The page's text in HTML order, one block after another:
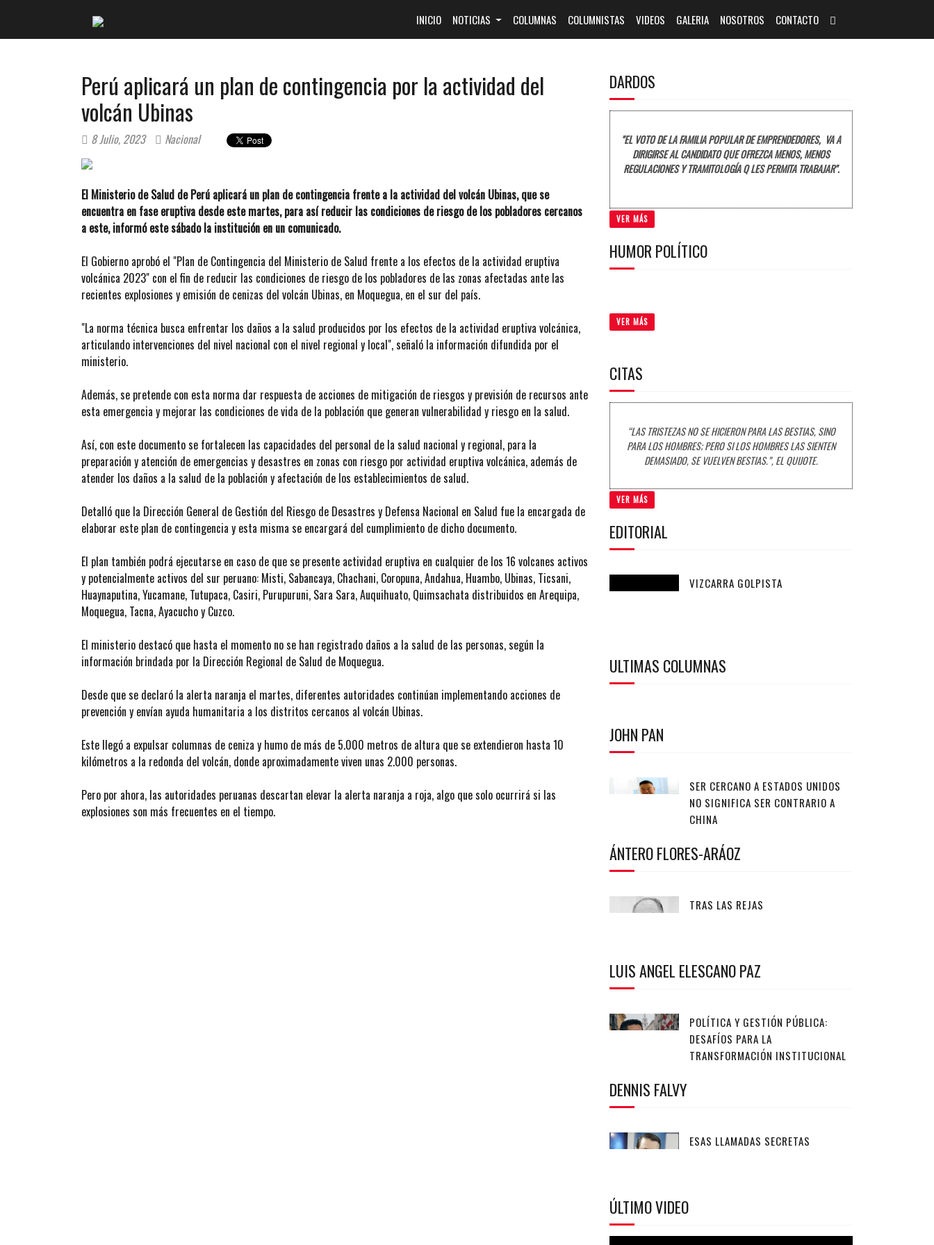
INICIO(CURRENT)
NOTICIAS COLUMNAS COLUMNISTAS VIDEOS GALERIA NOSOTROS CONTACTO
Perú aplicará un plan de contingencia por la actividad del
volcán Ubinas
8 Julio, 2023 Nacional
El Ministerio de Salud de Perú aplicará un plan de contingencia frente a la actividad del volcán Ubinas, que se
encuentra en fase eruptiva desde este martes, para así reducir las condiciones de riesgo de los pobladores cercanos
a este, informó este sábado la institución en un comunicado.
El Gobierno aprobó el "Plan de Contingencia del Ministerio de Salud frente a los efectos de la actividad eruptiva
volcánica 2023" con el fin de reducir las condiciones de riesgo de los pobladores de las zonas afectadas ante las
recientes explosiones y emisión de cenizas del volcán Ubinas, en Moquegua, en el sur del país.
"La norma técnica busca enfrentar los daños a la salud producidos por los efectos de la actividad eruptiva volcánica,
articulando intervenciones del nivel nacional con el nivel regional y local", señaló la información difundida por el
ministerio.
Además, se pretende con esta norma dar respuesta de acciones de mitigación de riesgos y previsión de recursos ante
esta emergencia y mejorar las condiciones de vida de la población que generan vulnerabilidad y riesgo en la salud.
Así, con este documento se fortalecen las capacidades del personal de la salud nacional y regional, para la
preparación y atención de emergencias y desastres en zonas con riesgo por actividad eruptiva volcánica, además de
atender los daños a la salud de la población y afectación de los establecimientos de salud.
Detalló que la Dirección General de Gestión del Riesgo de Desastres y Defensa Nacional en Salud fue la encargada de
elaborar este plan de contingencia y esta misma se encargará del cumplimiento de dicho documento.
El plan también podrá ejecutarse en caso de que se presente actividad eruptiva en cualquier de los 16 volcanes activos
y potencialmente activos del sur peruano: Misti, Sabancaya, Chachani, Coropuna, Andahua, Huambo, Ubinas, Ticsani,
Huaynaputina, Yucamane, Tutupaca, Casiri, Purupuruni, Sara Sara, Auquihuato, Quimsachata distribuidos en Arequipa,
Moquegua, Tacna, Ayacucho y Cuzco.
El ministerio destacó que hasta el momento no se han registrado daños a la salud de las personas, según la
información brindada por la Dirección Regional de Salud de Moquegua.
Desde que se declaró la alerta naranja el martes, diferentes autoridades continúan implementando acciones de
prevención y envían ayuda humanitaria a los distritos cercanos al volcán Ubinas.
Este llegó a expulsar columnas de ceniza y humo de más de 5.000 metros de altura que se extendieron hasta 10
kilómetros a la redonda del volcán, donde aproximadamente viven unas 2.000 personas.
Pero por ahora, las autoridades peruanas descartan elevar la alerta naranja a roja, algo que solo ocurrirá si las
explosiones son más frecuentes en el tiempo.
DARDOS
"EL VOTO DE LA FAMILIA POPULAR DE EMPRENDEDORES, VA A
DIRIGIRSE AL CANDIDATO QUE OFREZCA MENOS, MENOS
REGULACIONES Y TRAMITOLOGÍA Q LES PERMITA TRABAJAR".
VER MÁS
HUMOR POLÍTICO
VER MÁS
CITAS
“LAS TRISTEZAS NO SE HICIERON PARA LAS BESTIAS, SINO
PARA LOS HOMBRES; PERO SI LOS HOMBRES LAS SIENTEN
DEMASIADO, SE VUELVEN BESTIAS.”, EL QUIJOTE.
VER MÁS
EDITORIAL
VIZCARRA GOLPISTA
ULTIMAS COLUMNAS
JOHN PAN
SER CERCANO A ESTADOS UNIDOS
NO SIGNIFICA SER CONTRARIO A
CHINA
ÁNTERO FLORES-ARÁOZ
TRAS LAS REJAS
LUIS ANGEL ELESCANO PAZ
POLÍTICA Y GESTIÓN PÚBLICA:
DESAFÍOS PARA LA
TRANSFORMACIÓN INSTITUCIONAL
DENNIS FALVY
ESAS LLAMADAS SECRETAS
ÚLTIMO VIDEO